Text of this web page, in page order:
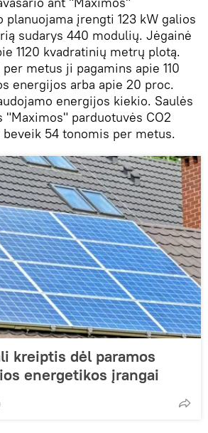
planuojama įrengti 123 kW galios
sudarys 440 modulių. Jėgainė
1120 kvadratinių metrų plotą.
metus ji pagamins apie 110
energijos arba apie 20 proc.
energijos kiekio. Saulės
"Maximos" parduotuvės CO2
54 tonomis per metus.
kreiptis dėl paramos
energetikos įrangai